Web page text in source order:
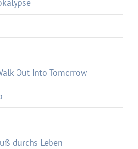
Out Into Tomorrow
durchs Leben